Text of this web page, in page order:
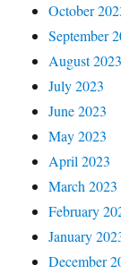
October
September
August 2023
July 2023
June 2023
May 2023
April 2023
March 2023
February
January
December